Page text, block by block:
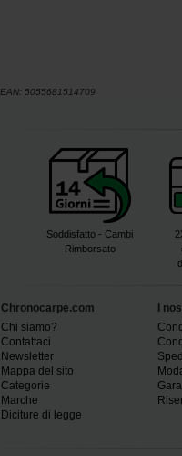
EAN: 5055681514709
Soddisfatto - Cambi
Rimborsato
Chronocarpe.com
Chi siamo?
Contattaci
Newsletter
Mappa del sito
Categorie
Marche
Diciture di legge
I